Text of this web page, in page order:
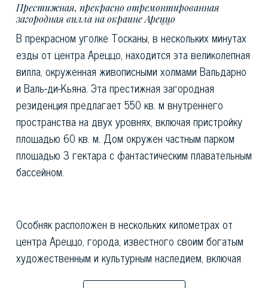
Престижная, прекрасно отремонтированная
загородная вилла на окраине Ареццо
В прекрасном уголке Тосканы, в нескольких минутах
езды от центра Ареццо, находится эта великолепная
вилла, окруженная живописными холмами Вальдарно
и Валь-ди-Кьяна. Эта престижная загородная
резиденция предлагает 550 кв. м внутреннего
пространства на двух уровнях, включая пристройку
площадью 60 кв. м. Дом окружен частным парком
площадью 3 гектара с фантастическим плавательным
бассейном.
Особняк расположен в нескольких километрах от
центра Ареццо, города, известного своим богатым
художественным и культурным наследием, включая